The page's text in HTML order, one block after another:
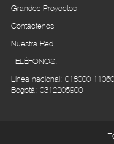
Colombia (8) 8736664
# 14-46 (2) 7222158
Grandes Proyectos
Contáctenos
Nuestra Red
TELÉFONOS:
Línea nacional: 018000
Bogotá: 0312205900